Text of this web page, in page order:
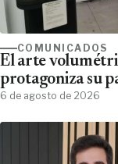
COMUNICADOS
El arte
protagoniza su
6 de agosto de 2026